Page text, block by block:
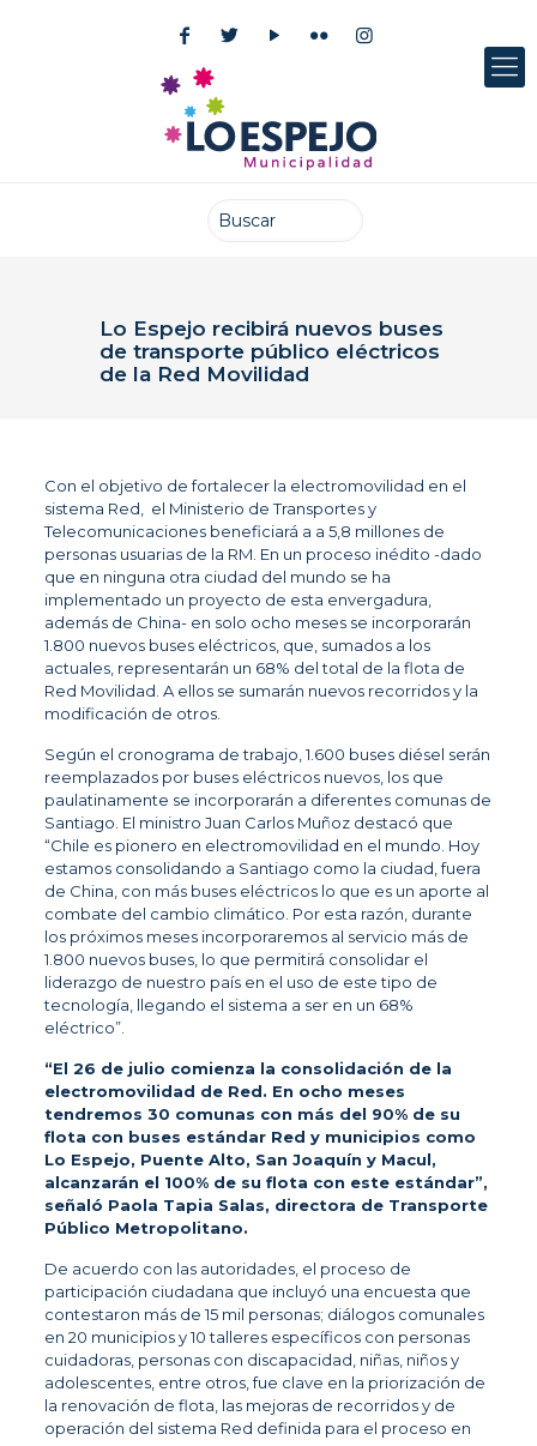
Lo Espejo recibirá nuevos buses
de transporte público eléctricos
de la Red Movilidad
Con el objetivo de fortalecer la electromovilidad en el
sistema Red, el Ministerio de Transportes y
Telecomunicaciones beneficiará a a 5,8 millones de
personas usuarias de la RM. En un proceso inédito -dado
que en ninguna otra ciudad del mundo se ha
implementado un proyecto de esta envergadura,
además de China- en solo ocho meses se incorporarán
1.800 nuevos buses eléctricos, que, sumados a los
actuales, representarán un 68% del total de la flota de
Red Movilidad. A ellos se sumarán nuevos recorridos y la
modificación de otros.
Según el cronograma de trabajo, 1.600 buses diésel serán
reemplazados por buses eléctricos nuevos, los que
paulatinamente se incorporarán a diferentes comunas de
Santiago. El ministro Juan Carlos Muñoz destacó que
“Chile es pionero en electromovilidad en el mundo. Hoy
estamos consolidando a Santiago como la ciudad, fuera
de China, con más buses eléctricos lo que es un aporte al
combate del cambio climático. Por esta razón, durante
los próximos meses incorporaremos al servicio más de
1.800 nuevos buses, lo que permitirá consolidar el
liderazgo de nuestro país en el uso de este tipo de
tecnología, llegando el sistema a ser en un 68%
eléctrico”.
“El 26 de julio comienza la consolidación de la
electromovilidad de Red. En ocho meses
tendremos 30 comunas con más del 90% de su
flota con buses estándar Red y municipios como
Lo Espejo, Puente Alto, San Joaquín y Macul,
alcanzarán el 100% de su flota con este estándar”,
señaló Paola Tapia Salas, directora de Transporte
Público Metropolitano.
De acuerdo con las autoridades, el proceso de
participación ciudadana que incluyó una encuesta que
contestaron más de 15 mil personas; diálogos comunales
en 20 municipios y 10 talleres específicos con personas
cuidadoras, personas con discapacidad, niñas, niños y
adolescentes, entre otros, fue clave en la priorización de
la renovación de flota, las mejoras de recorridos y de
operación del sistema Red definida para el proceso en